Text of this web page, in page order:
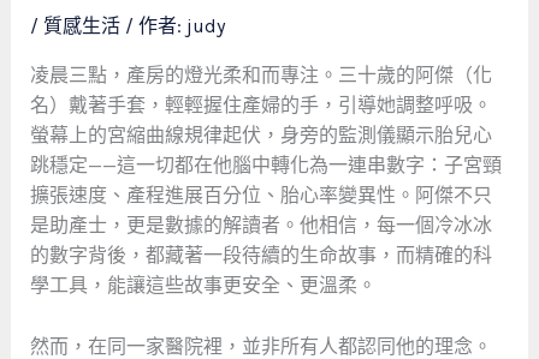
/ 質感生活/ 作者: judy
凌晨三點，產房的燈光柔和而專注。三十歲的阿傑（化
名）戴著手套，輕輕握住產婦的手，引導她調整呼吸。
螢幕上的宮縮曲線規律起伏，身旁的監測儀顯示胎兒心
跳穩定——這一切都在他腦中轉化為一連串數字：子宮頸
擴張速度、產程進展百分位、胎心率變異性。阿傑不只
是助產士，更是數據的解讀者。他相信，每一個冷冰冰
的數字背後，都藏著一段待續的生命故事，而精確的科
學工具，能讓這些故事更安全、更溫柔。
然而，在同一家醫院裡，並非所有人都認同他的理念。